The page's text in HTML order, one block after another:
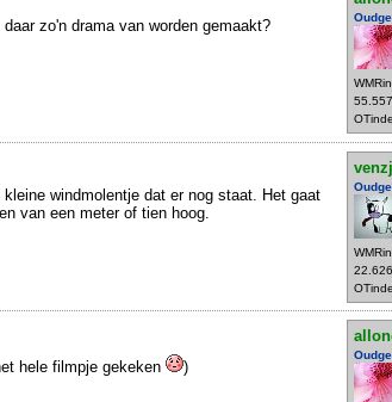
55.557
zo'n drama van worden gemaakt?
22.626
windmolentje dat er nog staat. Het gaat
van een meter of tien hoog.
hele filmpje gekeken )